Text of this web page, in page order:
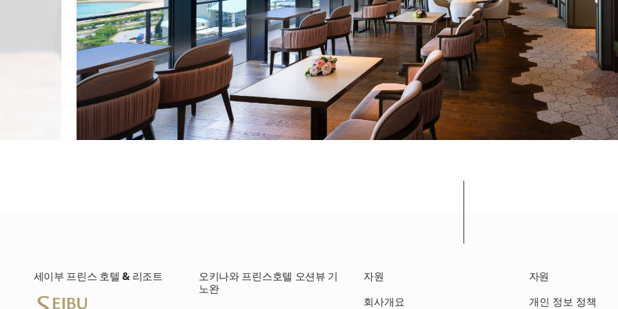
세이부 프린스 호텔 & 리조트
오키나와 프린스호텔 오션뷰 기
노완
자원
회사개요
자원
개인 정보 정책